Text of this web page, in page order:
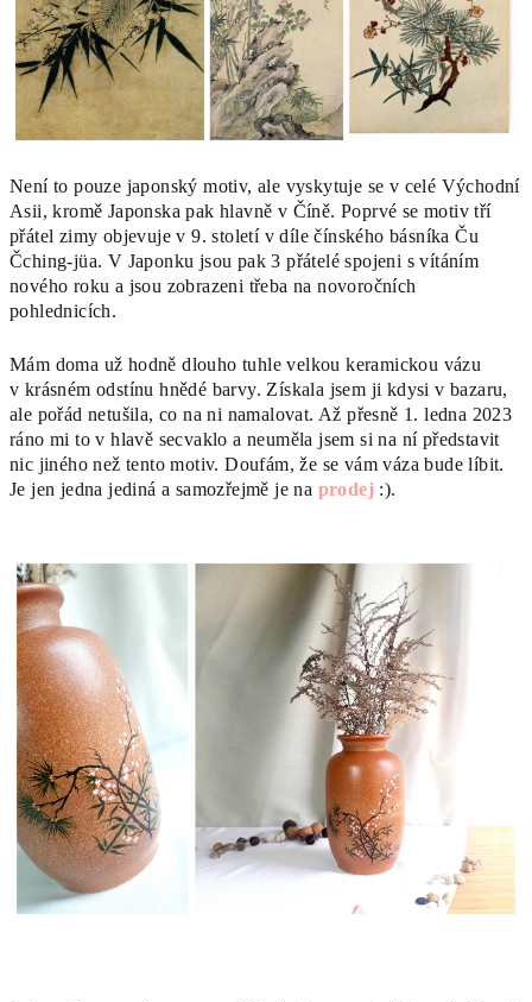
Není to pouze japonský motiv, ale vyskytuje se v celé Východní
Asii, kromě Japonska pak hlavně v Číně. Poprvé se motiv tří
přátel zimy objevuje v 9. století v díle čínského básníka Ču
Čching-jüa. V Japonku jsou pak 3 přátelé spojeni s vítáním
nového roku a jsou zobrazeni třeba na novoročních
pohlednicích.
Mám doma už hodně dlouho tuhle velkou keramickou vázu
v krásném odstínu hnědé barvy. Získala jsem ji kdysi v bazaru,
ale pořád netušila, co na ni namalovat. Až přesně 1. ledna 2023
ráno mi to v hlavě secvaklo a neuměla jsem si na ní představit
nic jiného než tento motiv. Doufám, že se vám váza bude líbit.
Je jen jedna jediná a samozřejmě je na prodej :).